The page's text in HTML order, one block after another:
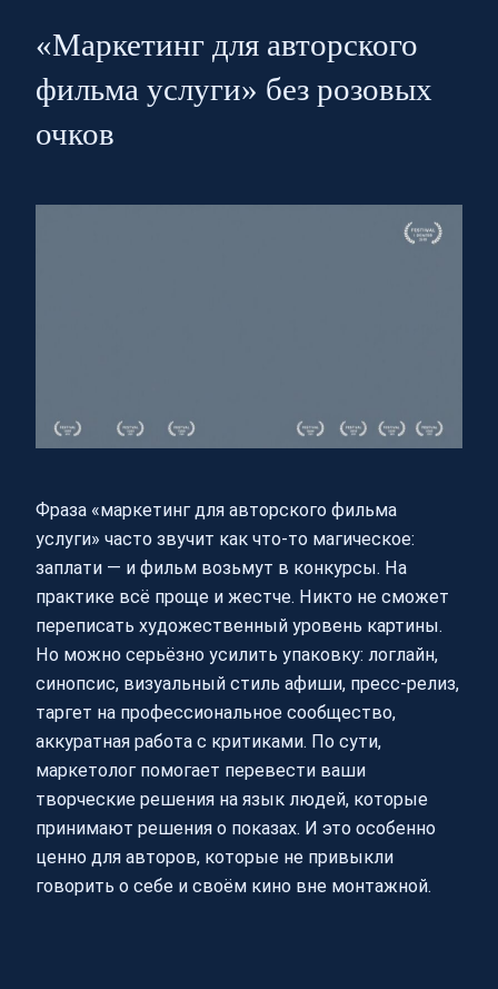
«Маркетинг для авторского
фильма услуги» без розовых
очков
Фраза «маркетинг для авторского фильма
услуги» часто звучит как что‑то магическое:
заплати — и фильм возьмут в конкурсы. На
практике всё проще и жестче. Никто не сможет
переписать художественный уровень картины.
Но можно серьёзно усилить упаковку: логлайн,
синопсис, визуальный стиль афиши, пресс-релиз,
таргет на профессиональное сообщество,
аккуратная работа с критиками. По сути,
маркетолог помогает перевести ваши
творческие решения на язык людей, которые
принимают решения о показах. И это особенно
ценно для авторов, которые не привыкли
говорить о себе и своём кино вне монтажной.